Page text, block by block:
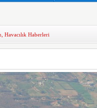
AİRLİNES’A DAVA AÇTI
TEHLİKE ATLATTI
5 MİLYAR 301 MİLYON TL
UYGULADIĞI YAPTIRIMI
Havacılık Haberleri